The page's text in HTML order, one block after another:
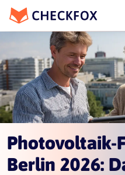
Photovoltaik-
Berlin 2026: